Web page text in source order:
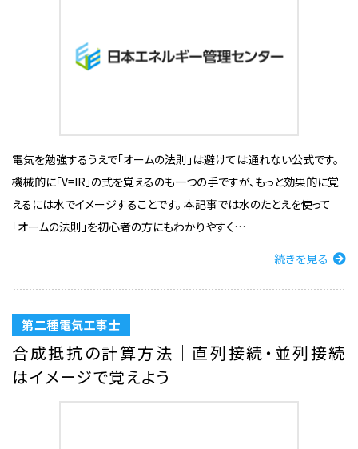
電気を勉強するうえで「オームの法則」は避けては通れない公式です。
機械的に「V=IR」の式を覚えるのも一つの手ですが、もっと効果的に覚
えるには水でイメージすることです。 本記事では水のたとえを使って
「オームの法則」を初心者の方にもわかりやすく…
続きを見る
第二種電気工事士
合成抵抗の計算方法｜直列接続・並列接続
はイメージで覚えよう